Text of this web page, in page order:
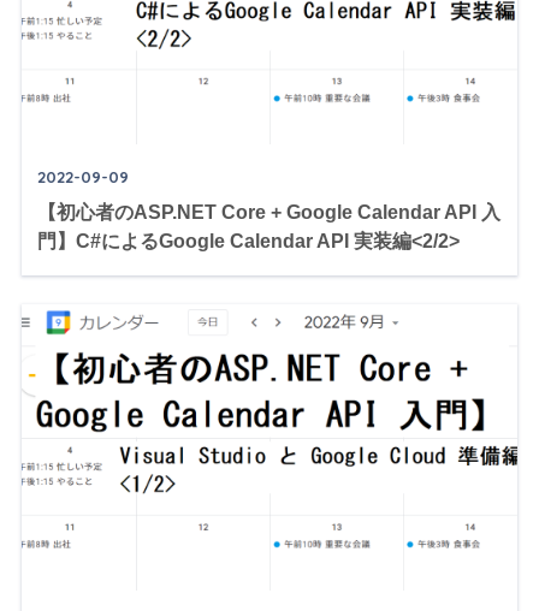
2022-09-09
【初心者のASP.NET Core + Google Calendar API 入
門】C#によるGoogle Calendar API 実装編<2/2>